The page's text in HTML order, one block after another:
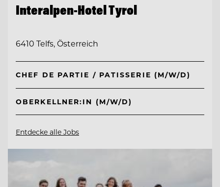
Interalpen-Hotel Tyrol
6410 Telfs, Österreich
CHEF DE PARTIE / PATISSERIE (M/W/D)
OBERKELLNER:IN (M/W/D)
Entdecke alle Jobs